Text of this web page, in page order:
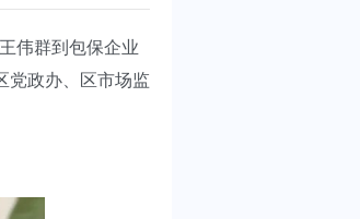
伟群到包保企业
党政办、区市场监